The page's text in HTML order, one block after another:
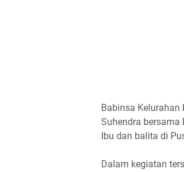
Babinsa
Suhendra
Ibu dan balita di
Dalam kegiatan